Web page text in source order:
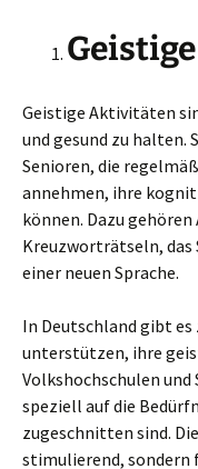
Geistige Aktivitäten
und gesund zu halten.
Senioren, die
annehmen, ihre
können. Dazu
Kreuzworträtseln, das
einer neuen Sprache.
In Deutschland gibt
unterstützen, ihre
Volkshochschulen
speziell auf die
zugeschnitten sind.
stimulierend, sondern